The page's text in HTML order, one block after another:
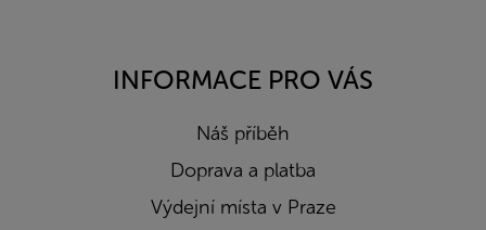
INFORMACE PRO VÁS
Náš příběh
Doprava a platba
Výdejní místa v Praze